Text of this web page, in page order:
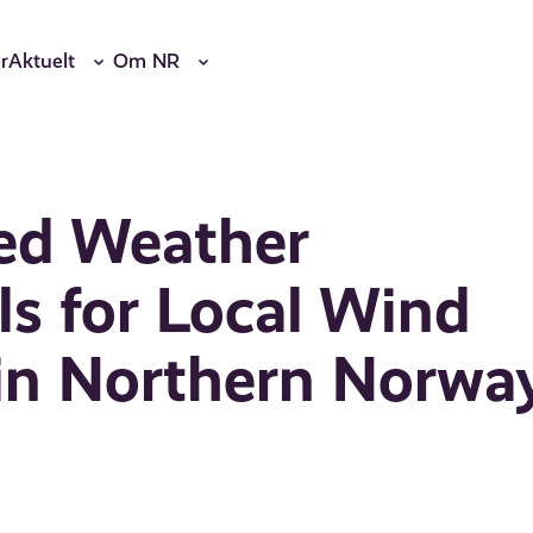
Aktuelt Om NR
Weather
for Local Wind
Northern